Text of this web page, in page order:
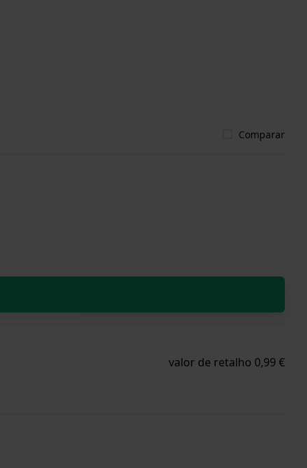
Comparar
valor de retalho 0,99 €